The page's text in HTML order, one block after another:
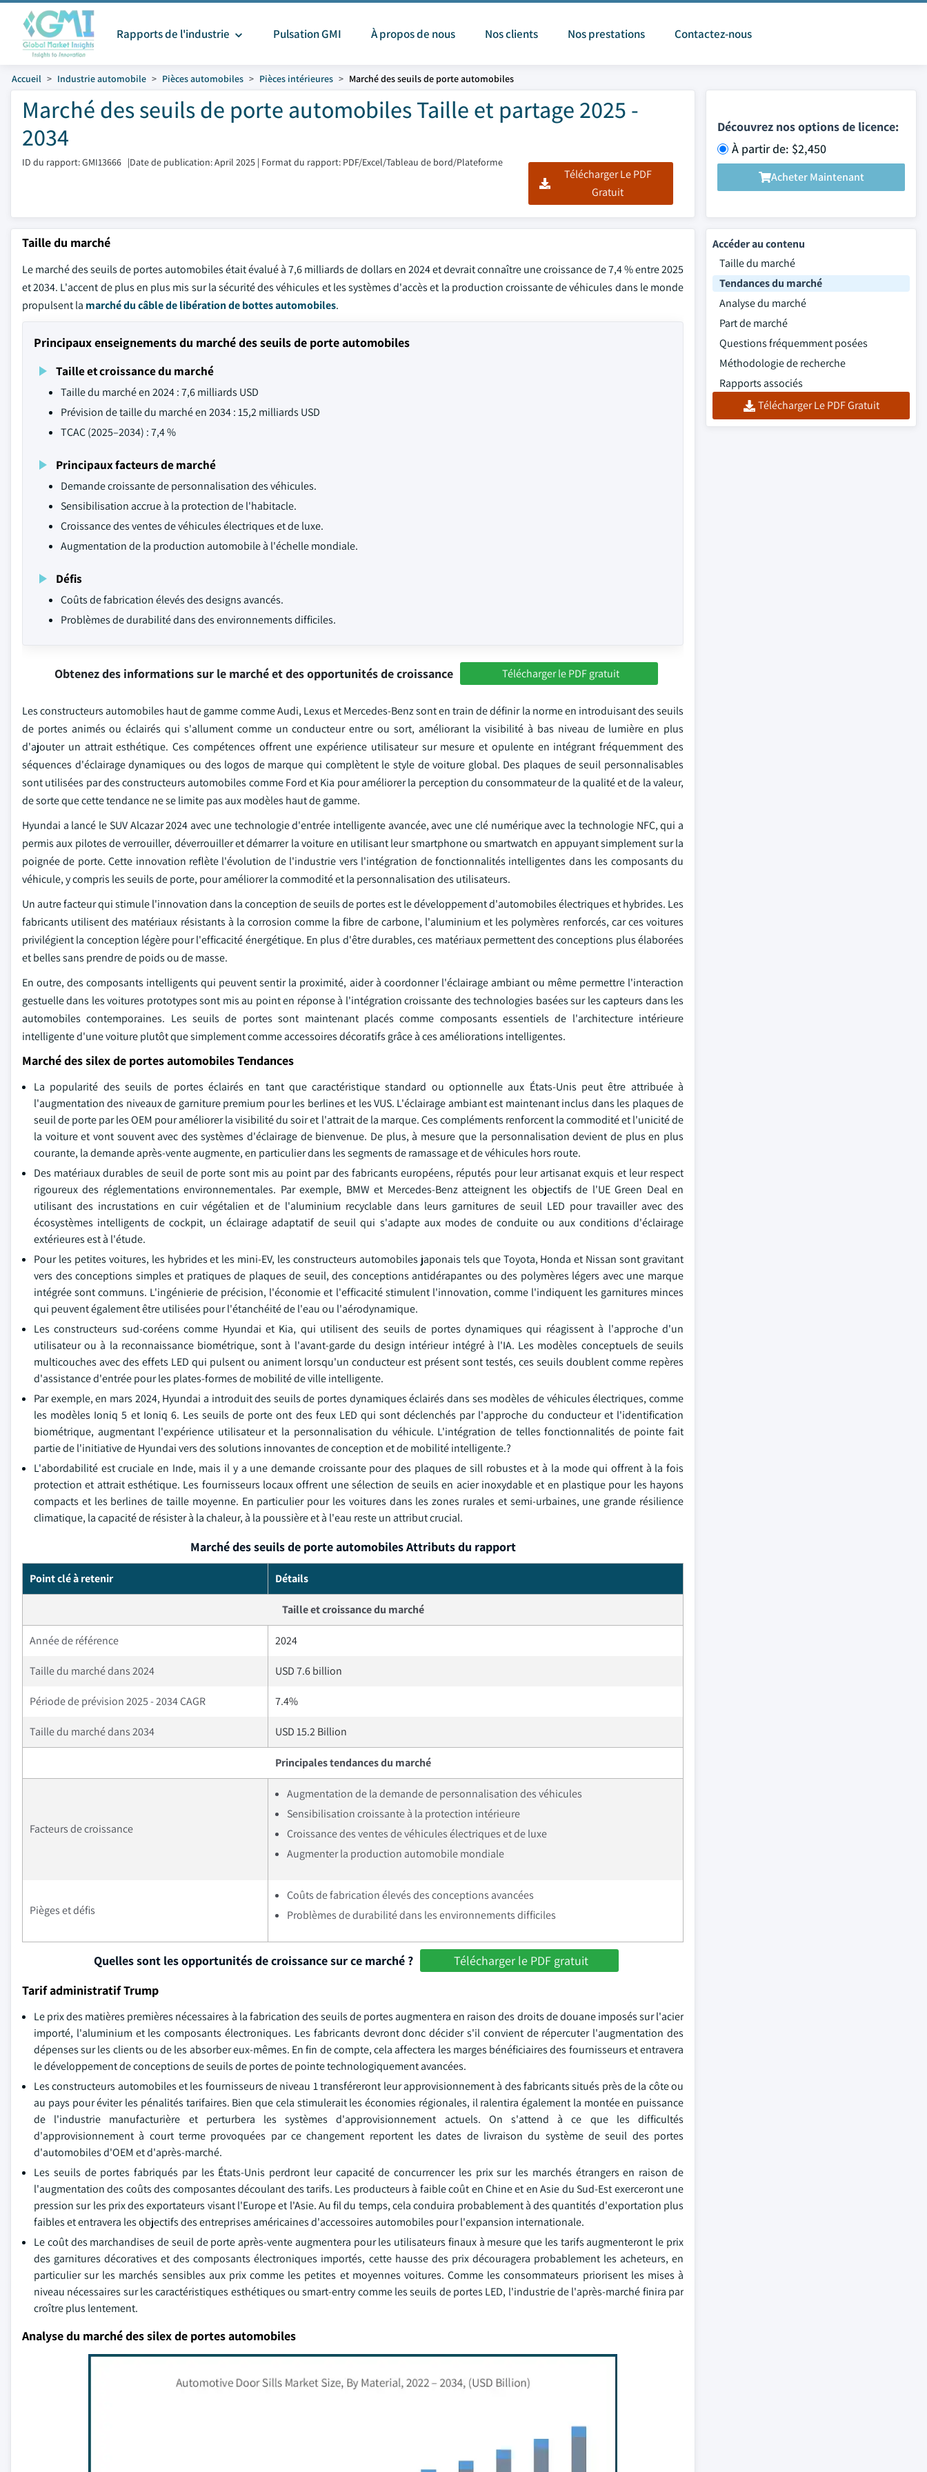
Rapports de l'industrie Pulsation GMI À propos de nous Nos clients Nos prestations Contactez-nous
Accueil Industrie automobile Pièces automobiles Pièces intérieures Marché des seuils de porte automobiles
Marché des seuils de porte automobiles Taille et partage 2025 -
2034
ID du rapport: GMI13666 |Date de publication: April 2025 | Format du rapport: PDF/Excel/Tableau de bord/Plateforme
Télécharger Le PDF
Gratuit
Découvrez nos options de licence:
À partir de: $2,450
Acheter Maintenant
Taille du marché
Le marché des seuils de portes automobiles était évalué à 7,6 milliards de dollars en 2024 et devrait connaître une croissance de 7,4 % entre 2025
et 2034. L'accent de plus en plus mis sur la sécurité des véhicules et les systèmes d'accès et la production croissante de véhicules dans le monde
propulsent la marché du câble de libération de bottes automobiles.
Principaux enseignements du marché des seuils de porte automobiles
Taille et croissance du marché
Taille du marché en 2024 : 7,6 milliards USD
Prévision de taille du marché en 2034 : 15,2 milliards USD
TCAC (2025–2034) : 7,4 %
Principaux facteurs de marché
Demande croissante de personnalisation des véhicules.
Sensibilisation accrue à la protection de l'habitacle.
Croissance des ventes de véhicules électriques et de luxe.
Augmentation de la production automobile à l'échelle mondiale.
Défis
Coûts de fabrication élevés des designs avancés.
Problèmes de durabilité dans des environnements difficiles.
Obtenez des informations sur le marché et des opportunités de croissance Télécharger le PDF gratuit
Les constructeurs automobiles haut de gamme comme Audi, Lexus et Mercedes-Benz sont en train de définir la norme en introduisant des seuils
de portes animés ou éclairés qui s'allument comme un conducteur entre ou sort, améliorant la visibilité à bas niveau de lumière en plus
d'ajouter un attrait esthétique. Ces compétences offrent une expérience utilisateur sur mesure et opulente en intégrant fréquemment des
séquences d'éclairage dynamiques ou des logos de marque qui complètent le style de voiture global. Des plaques de seuil personnalisables
sont utilisées par des constructeurs automobiles comme Ford et Kia pour améliorer la perception du consommateur de la qualité et de la valeur,
de sorte que cette tendance ne se limite pas aux modèles haut de gamme.
Hyundai a lancé le SUV Alcazar 2024 avec une technologie d'entrée intelligente avancée, avec une clé numérique avec la technologie NFC, qui a
permis aux pilotes de verrouiller, déverrouiller et démarrer la voiture en utilisant leur smartphone ou smartwatch en appuyant simplement sur la
poignée de porte. Cette innovation reflète l'évolution de l'industrie vers l'intégration de fonctionnalités intelligentes dans les composants du
véhicule, y compris les seuils de porte, pour améliorer la commodité et la personnalisation des utilisateurs.
Un autre facteur qui stimule l'innovation dans la conception de seuils de portes est le développement d'automobiles électriques et hybrides. Les
fabricants utilisent des matériaux résistants à la corrosion comme la fibre de carbone, l'aluminium et les polymères renforcés, car ces voitures
privilégient la conception légère pour l'efficacité énergétique. En plus d'être durables, ces matériaux permettent des conceptions plus élaborées
et belles sans prendre de poids ou de masse.
En outre, des composants intelligents qui peuvent sentir la proximité, aider à coordonner l'éclairage ambiant ou même permettre l'interaction
gestuelle dans les voitures prototypes sont mis au point en réponse à l'intégration croissante des technologies basées sur les capteurs dans les
automobiles contemporaines. Les seuils de portes sont maintenant placés comme composants essentiels de l'architecture intérieure
intelligente d'une voiture plutôt que simplement comme accessoires décoratifs grâce à ces améliorations intelligentes.
Marché des silex de portes automobiles Tendances
La popularité des seuils de portes éclairés en tant que caractéristique standard ou optionnelle aux États-Unis peut être attribuée à
l'augmentation des niveaux de garniture premium pour les berlines et les VUS. L'éclairage ambiant est maintenant inclus dans les plaques de
seuil de porte par les OEM pour améliorer la visibilité du soir et l'attrait de la marque. Ces compléments renforcent la commodité et l'unicité de
la voiture et vont souvent avec des systèmes d'éclairage de bienvenue. De plus, à mesure que la personnalisation devient de plus en plus
courante, la demande après-vente augmente, en particulier dans les segments de ramassage et de véhicules hors route.
Des matériaux durables de seuil de porte sont mis au point par des fabricants européens, réputés pour leur artisanat exquis et leur respect
rigoureux des réglementations environnementales. Par exemple, BMW et Mercedes-Benz atteignent les objectifs de l'UE Green Deal en
utilisant des incrustations en cuir végétalien et de l'aluminium recyclable dans leurs garnitures de seuil LED pour travailler avec des
écosystèmes intelligents de cockpit, un éclairage adaptatif de seuil qui s'adapte aux modes de conduite ou aux conditions d'éclairage
extérieures est à l'étude.
Pour les petites voitures, les hybrides et les mini-EV, les constructeurs automobiles japonais tels que Toyota, Honda et Nissan sont gravitant
vers des conceptions simples et pratiques de plaques de seuil, des conceptions antidérapantes ou des polymères légers avec une marque
intégrée sont communs. L'ingénierie de précision, l'économie et l'efficacité stimulent l'innovation, comme l'indiquent les garnitures minces
qui peuvent également être utilisées pour l'étanchéité de l'eau ou l'aérodynamique.
Les constructeurs sud-coréens comme Hyundai et Kia, qui utilisent des seuils de portes dynamiques qui réagissent à l'approche d'un
utilisateur ou à la reconnaissance biométrique, sont à l'avant-garde du design intérieur intégré à l'IA. Les modèles conceptuels de seuils
multicouches avec des effets LED qui pulsent ou animent lorsqu'un conducteur est présent sont testés, ces seuils doublent comme repères
d'assistance d'entrée pour les plates-formes de mobilité de ville intelligente.
Par exemple, en mars 2024, Hyundai a introduit des seuils de portes dynamiques éclairés dans ses modèles de véhicules électriques, comme
les modèles Ioniq 5 et Ioniq 6. Les seuils de porte ont des feux LED qui sont déclenchés par l'approche du conducteur et l'identification
biométrique, augmentant l'expérience utilisateur et la personnalisation du véhicule. L'intégration de telles fonctionnalités de pointe fait
partie de l'initiative de Hyundai vers des solutions innovantes de conception et de mobilité intelligente.?
L'abordabilité est cruciale en Inde, mais il y a une demande croissante pour des plaques de sill robustes et à la mode qui offrent à la fois
protection et attrait esthétique. Les fournisseurs locaux offrent une sélection de seuils en acier inoxydable et en plastique pour les hayons
compacts et les berlines de taille moyenne. En particulier pour les voitures dans les zones rurales et semi-urbaines, une grande résilience
climatique, la capacité de résister à la chaleur, à la poussière et à l'eau reste un attribut crucial.
Marché des seuils de porte automobiles Attributs du rapport
Point clé à retenir Détails
Taille et croissance du marché
Année de référence 2024
Taille du marché dans 2024 USD 7.6 billion
Période de prévision 2025 - 2034 CAGR 7.4%
Taille du marché dans 2034 USD 15.2 Billion
Principales tendances du marché
Facteurs de croissance
Augmentation de la demande de personnalisation des véhicules
Sensibilisation croissante à la protection intérieure
Croissance des ventes de véhicules électriques et de luxe
Augmenter la production automobile mondiale
Pièges et défis
Coûts de fabrication élevés des conceptions avancées
Problèmes de durabilité dans les environnements difficiles
Quelles sont les opportunités de croissance sur ce marché ?
Télécharger le PDF gratuit
Tarif administratif Trump
Le prix des matières premières nécessaires à la fabrication des seuils de portes augmentera en raison des droits de douane imposés sur l'acier
importé, l'aluminium et les composants électroniques. Les fabricants devront donc décider s'il convient de répercuter l'augmentation des
dépenses sur les clients ou de les absorber eux-mêmes. En fin de compte, cela affectera les marges bénéficiaires des fournisseurs et entravera
le développement de conceptions de seuils de portes de pointe technologiquement avancées.
Les constructeurs automobiles et les fournisseurs de niveau 1 transféreront leur approvisionnement à des fabricants situés près de la côte ou
au pays pour éviter les pénalités tarifaires. Bien que cela stimulerait les économies régionales, il ralentira également la montée en puissance
de l'industrie manufacturière et perturbera les systèmes d'approvisionnement actuels. On s'attend à ce que les difficultés
d'approvisionnement à court terme provoquées par ce changement reportent les dates de livraison du système de seuil des portes
d'automobiles d'OEM et d'après-marché.
Les seuils de portes fabriqués par les États-Unis perdront leur capacité de concurrencer les prix sur les marchés étrangers en raison de
l'augmentation des coûts des composantes découlant des tarifs. Les producteurs à faible coût en Chine et en Asie du Sud-Est exerceront une
pression sur les prix des exportateurs visant l'Europe et l'Asie. Au fil du temps, cela conduira probablement à des quantités d'exportation plus
faibles et entravera les objectifs des entreprises américaines d'accessoires automobiles pour l'expansion internationale.
Le coût des marchandises de seuil de porte après-vente augmentera pour les utilisateurs finaux à mesure que les tarifs augmenteront le prix
des garnitures décoratives et des composants électroniques importés, cette hausse des prix découragera probablement les acheteurs, en
particulier sur les marchés sensibles aux prix comme les petites et moyennes voitures. Comme les consommateurs priorisent les mises à
niveau nécessaires sur les caractéristiques esthétiques ou smart-entry comme les seuils de portes LED, l'industrie de l'après-marché finira par
croître plus lentement.
Analyse du marché des silex de portes automobiles
Accéder au contenu
Taille du marché
Tendances du marché
Analyse du marché
Part de marché
Questions fréquemment posées
Méthodologie de recherche
Rapports associés
Télécharger Le PDF Gratuit